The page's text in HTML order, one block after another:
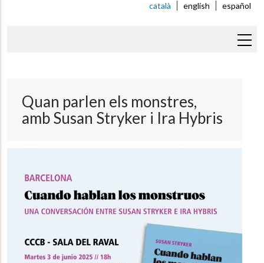
català english español
Quan parlen els monstres,
amb Susan Stryker i Ira Hybris